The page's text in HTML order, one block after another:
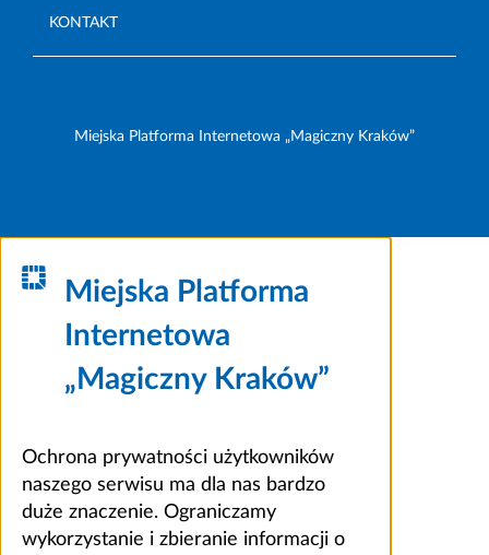
KONTAKT
Miejska Platforma Internetowa „Magiczny Kraków”
Miejska Platforma
Internetowa
„Magiczny Kraków”
Ochrona prywatności użytkowników
naszego serwisu ma dla nas bardzo
duże znaczenie. Ograniczamy
wykorzystanie i zbieranie informacji o